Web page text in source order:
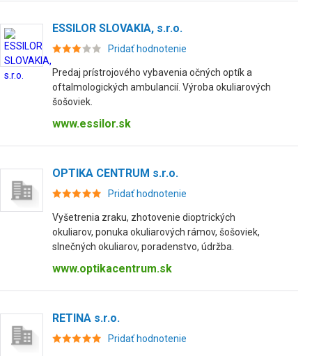
ESSILOR SLOVAKIA, s.r.o.
Pridať hodnotenie
Predaj prístrojového vybavenia očných optík a
oftalmologických ambulancií. Výroba okuliarových
šošoviek.
www.essilor.sk
OPTIKA CENTRUM s.r.o.
Pridať hodnotenie
Vyšetrenia zraku, zhotovenie dioptrických
okuliarov, ponuka okuliarových rámov, šošoviek,
slnečných okuliarov, poradenstvo, údržba.
www.optikacentrum.sk
RETINA s.r.o.
Pridať hodnotenie